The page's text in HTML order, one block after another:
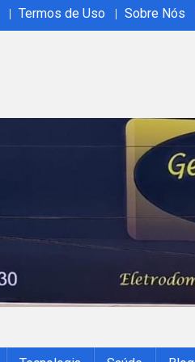
Termos de Uso Sobre Nós